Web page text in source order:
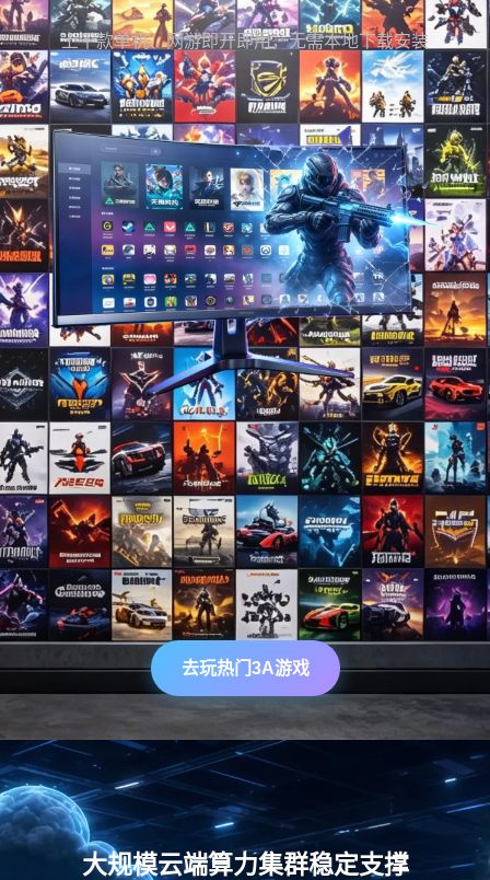
上千款单机、网游即开即用，无需本地下载安装
去玩热门3A游戏
大规模云端算力集群稳定支撑